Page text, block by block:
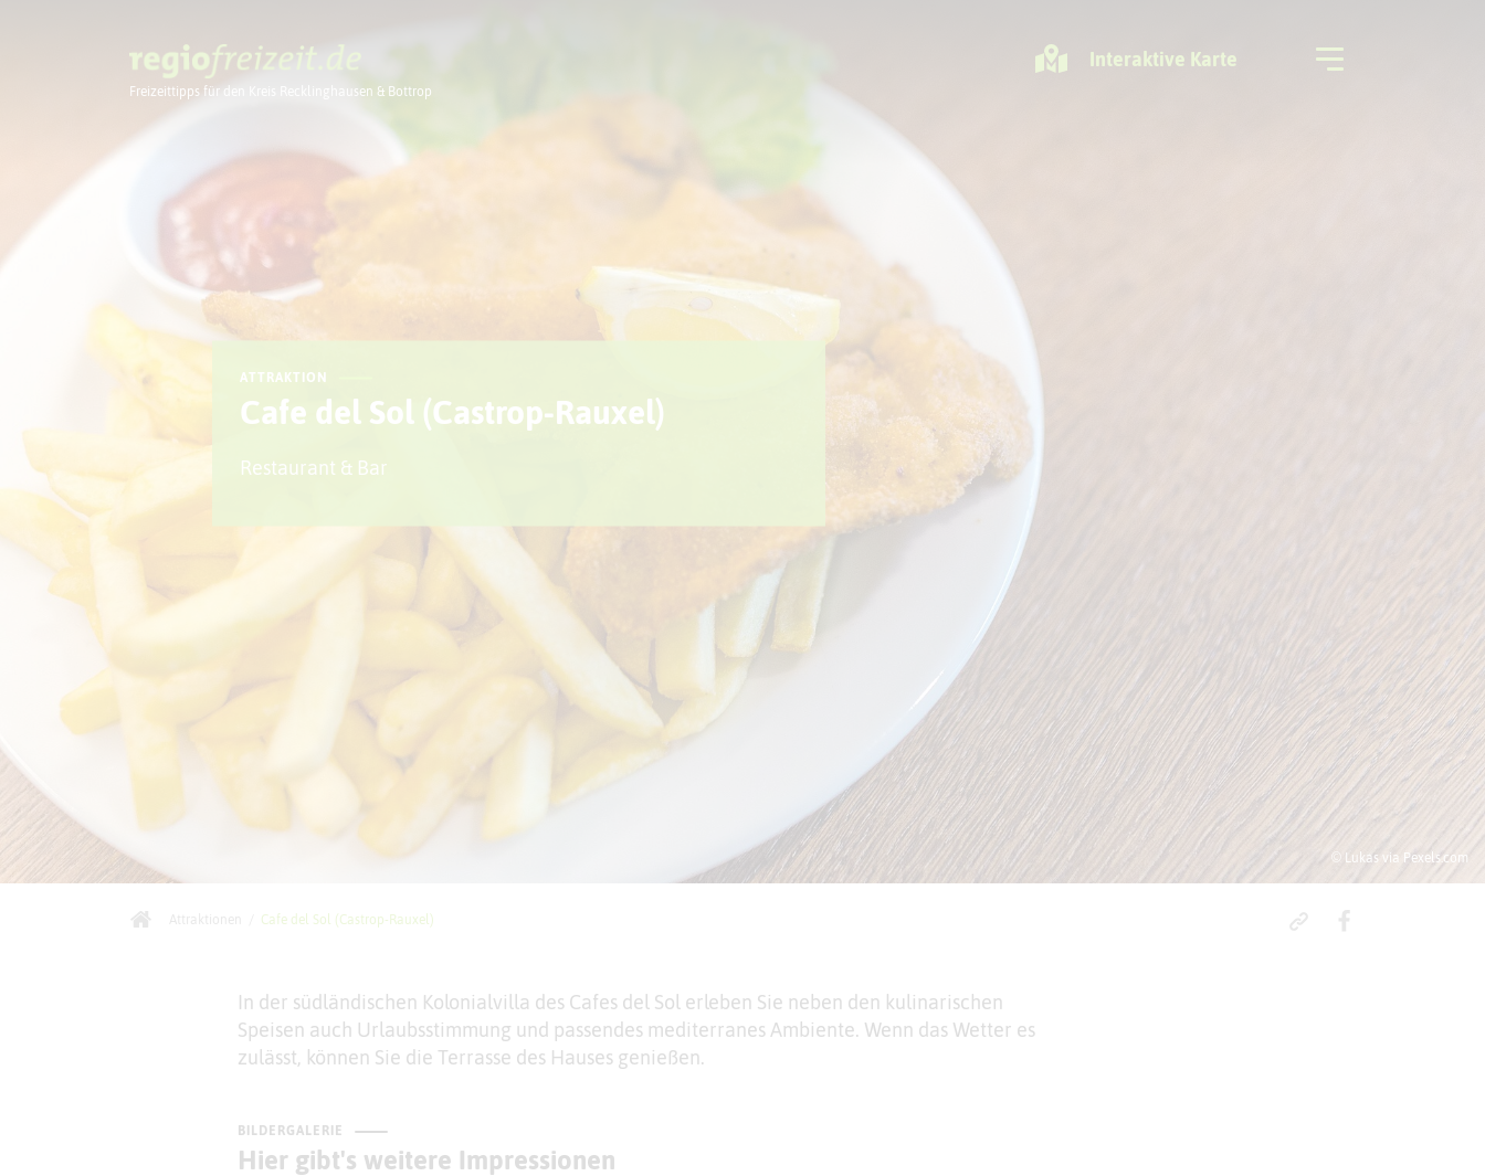
Freizeittipps für den Kreis Recklinghausen & Bottrop
Interaktive Karte
Ausflugstipps Aktuelles
© Lukas via Pexels.com
ATTRAKTION
Cafe del Sol (Castrop-Rauxel)
Restaurant & Bar
Cafe del Sol (Castrop-Rauxel)
In der südländischen Kolonialvilla des Cafes del Sol erleben Sie neben den kulinarischen
Speisen auch Urlaubsstimmung und passendes mediterranes Ambiente. Wenn das Wetter es
zulässt, können Sie die Terrasse des Hauses genießen.
BILDERGALERIE
Hier gibt's weitere Impressionen